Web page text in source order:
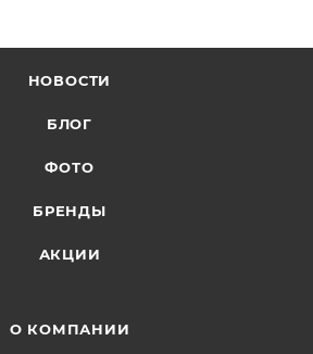
НОВОСТИ
БЛОГ
ФОТО
БРЕНДЫ
АКЦИИ
О КОМПАНИИ